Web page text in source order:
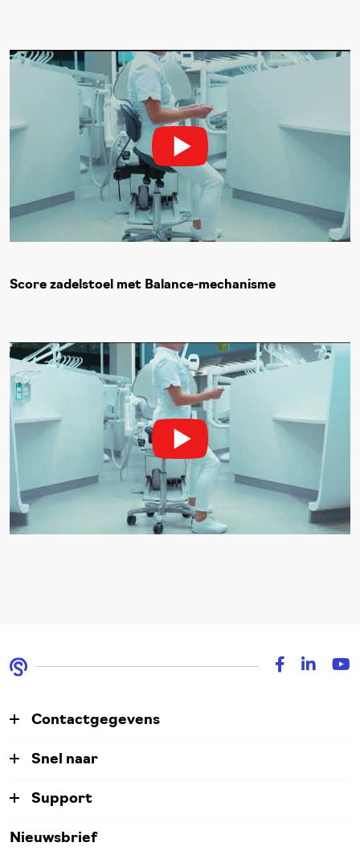
Score zadelstoel met Balance-mechanisme
Contactgegevens
Snel naar
Support
Nieuwsbrief